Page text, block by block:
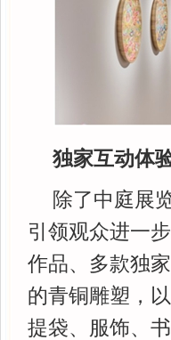
独家互动体
除了中庭展
引领观众进一
作品、多款独
的青铜雕塑，
提袋、服饰、